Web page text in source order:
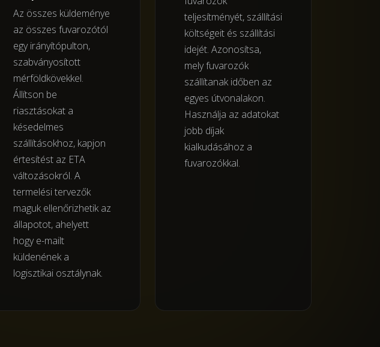
Az összes küldeménye
az összes fuvarozótól
egy irányítópulton,
szabványosított
mérföldkövekkel.
Állítson be
riasztásokat a
késedelmes
szállításokhoz, kapjon
értesítést az ETA
változásokról. A
termelési tervezők
maguk ellenőrizhetik az
állapotot, ahelyett
hogy e-mailt
küldenének a
logisztikai osztálynak.
teljesítményét, szállítási
költségeit és szállítási
idejét. Azonosítsa,
mely fuvarozók
szállítanak időben az
egyes útvonalakon.
Használja az adatokat
jobb díjak
kialkudásához a
fuvarozókkal.